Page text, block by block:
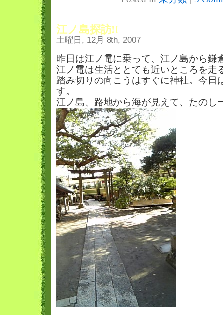
江ノ島探訪!!
土曜日, 12月 8th, 2007
昨日は江ノ電に乗って、江ノ島から鎌
江ノ電は生活ととても近いところを走
踏み切りの向こうはすぐに神社。今日
す。
江ノ島、路地から海が見えて、たのし